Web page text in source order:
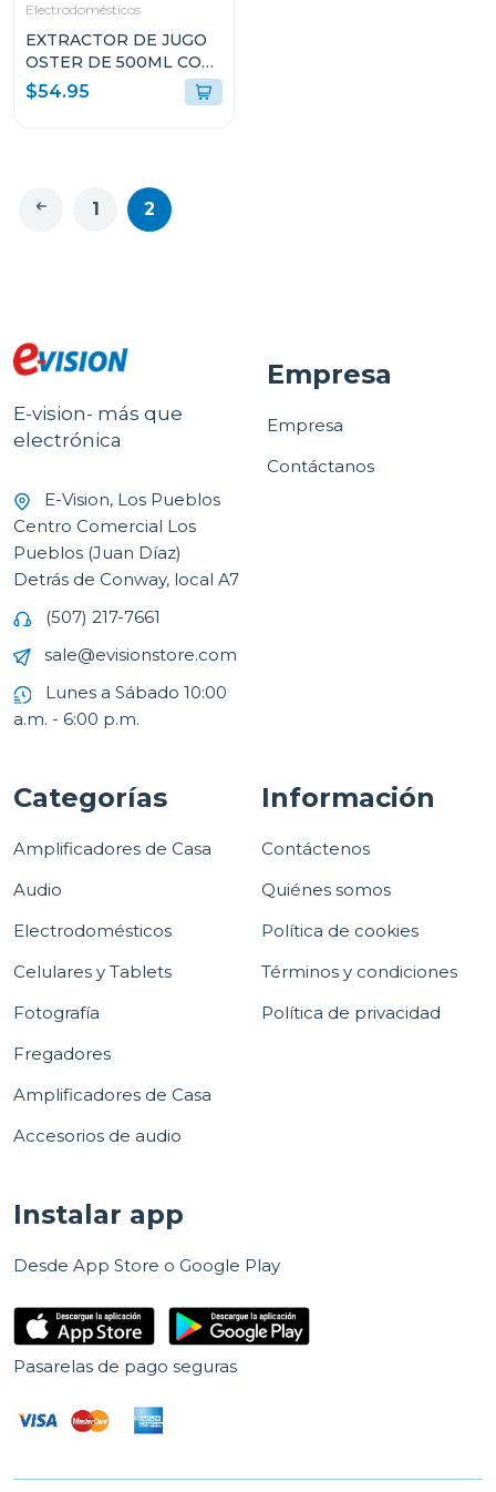
Electrodomésticos
EXTRACTOR DE JUGO
OSTER DE 500ML CON
FILTRO DE ACERO
FPSTJE316W
$54.95
1 2
E-vision- más que
electrónica
E-Vision, Los Pueblos
Centro Comercial Los
Pueblos (Juan Díaz)
Detrás de Conway, local A7
(507) 217-7661
sale@evisionstore.com
Lunes a Sábado 10:00
a.m. - 6:00 p.m.
Empresa
Empresa
Contáctanos
Categorías
Amplificadores de Casa
Audio
Electrodomésticos
Celulares y Tablets
Fotografía
Fregadores
Amplificadores de Casa
Accesorios de audio
Información
Contáctenos
Quiénes somos
Política de cookies
Términos y condiciones
Política de privacidad
Instalar app
Desde App Store o Google Play
Pasarelas de pago seguras